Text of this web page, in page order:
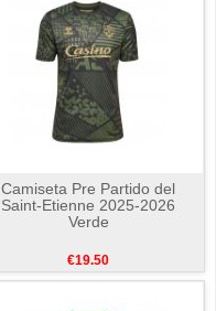
Camiseta Pre Partido del
Saint-Etienne 2025-2026
Verde
€19.50